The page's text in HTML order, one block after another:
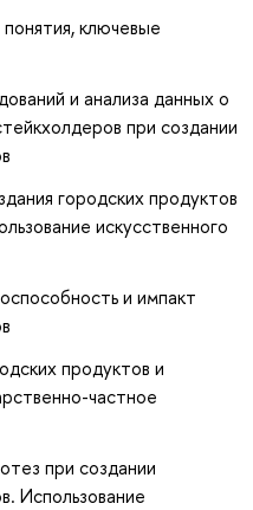
ключевые
и анализа данных о
при создании
городских продуктов
искусственного
и импакт
продуктов и
частное
при создании
Использование